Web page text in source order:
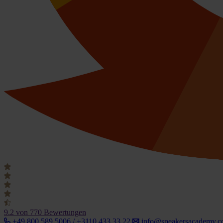
9.2 von 770 Bewertungen
+49 800 589 5006 / +3110 433 33 22